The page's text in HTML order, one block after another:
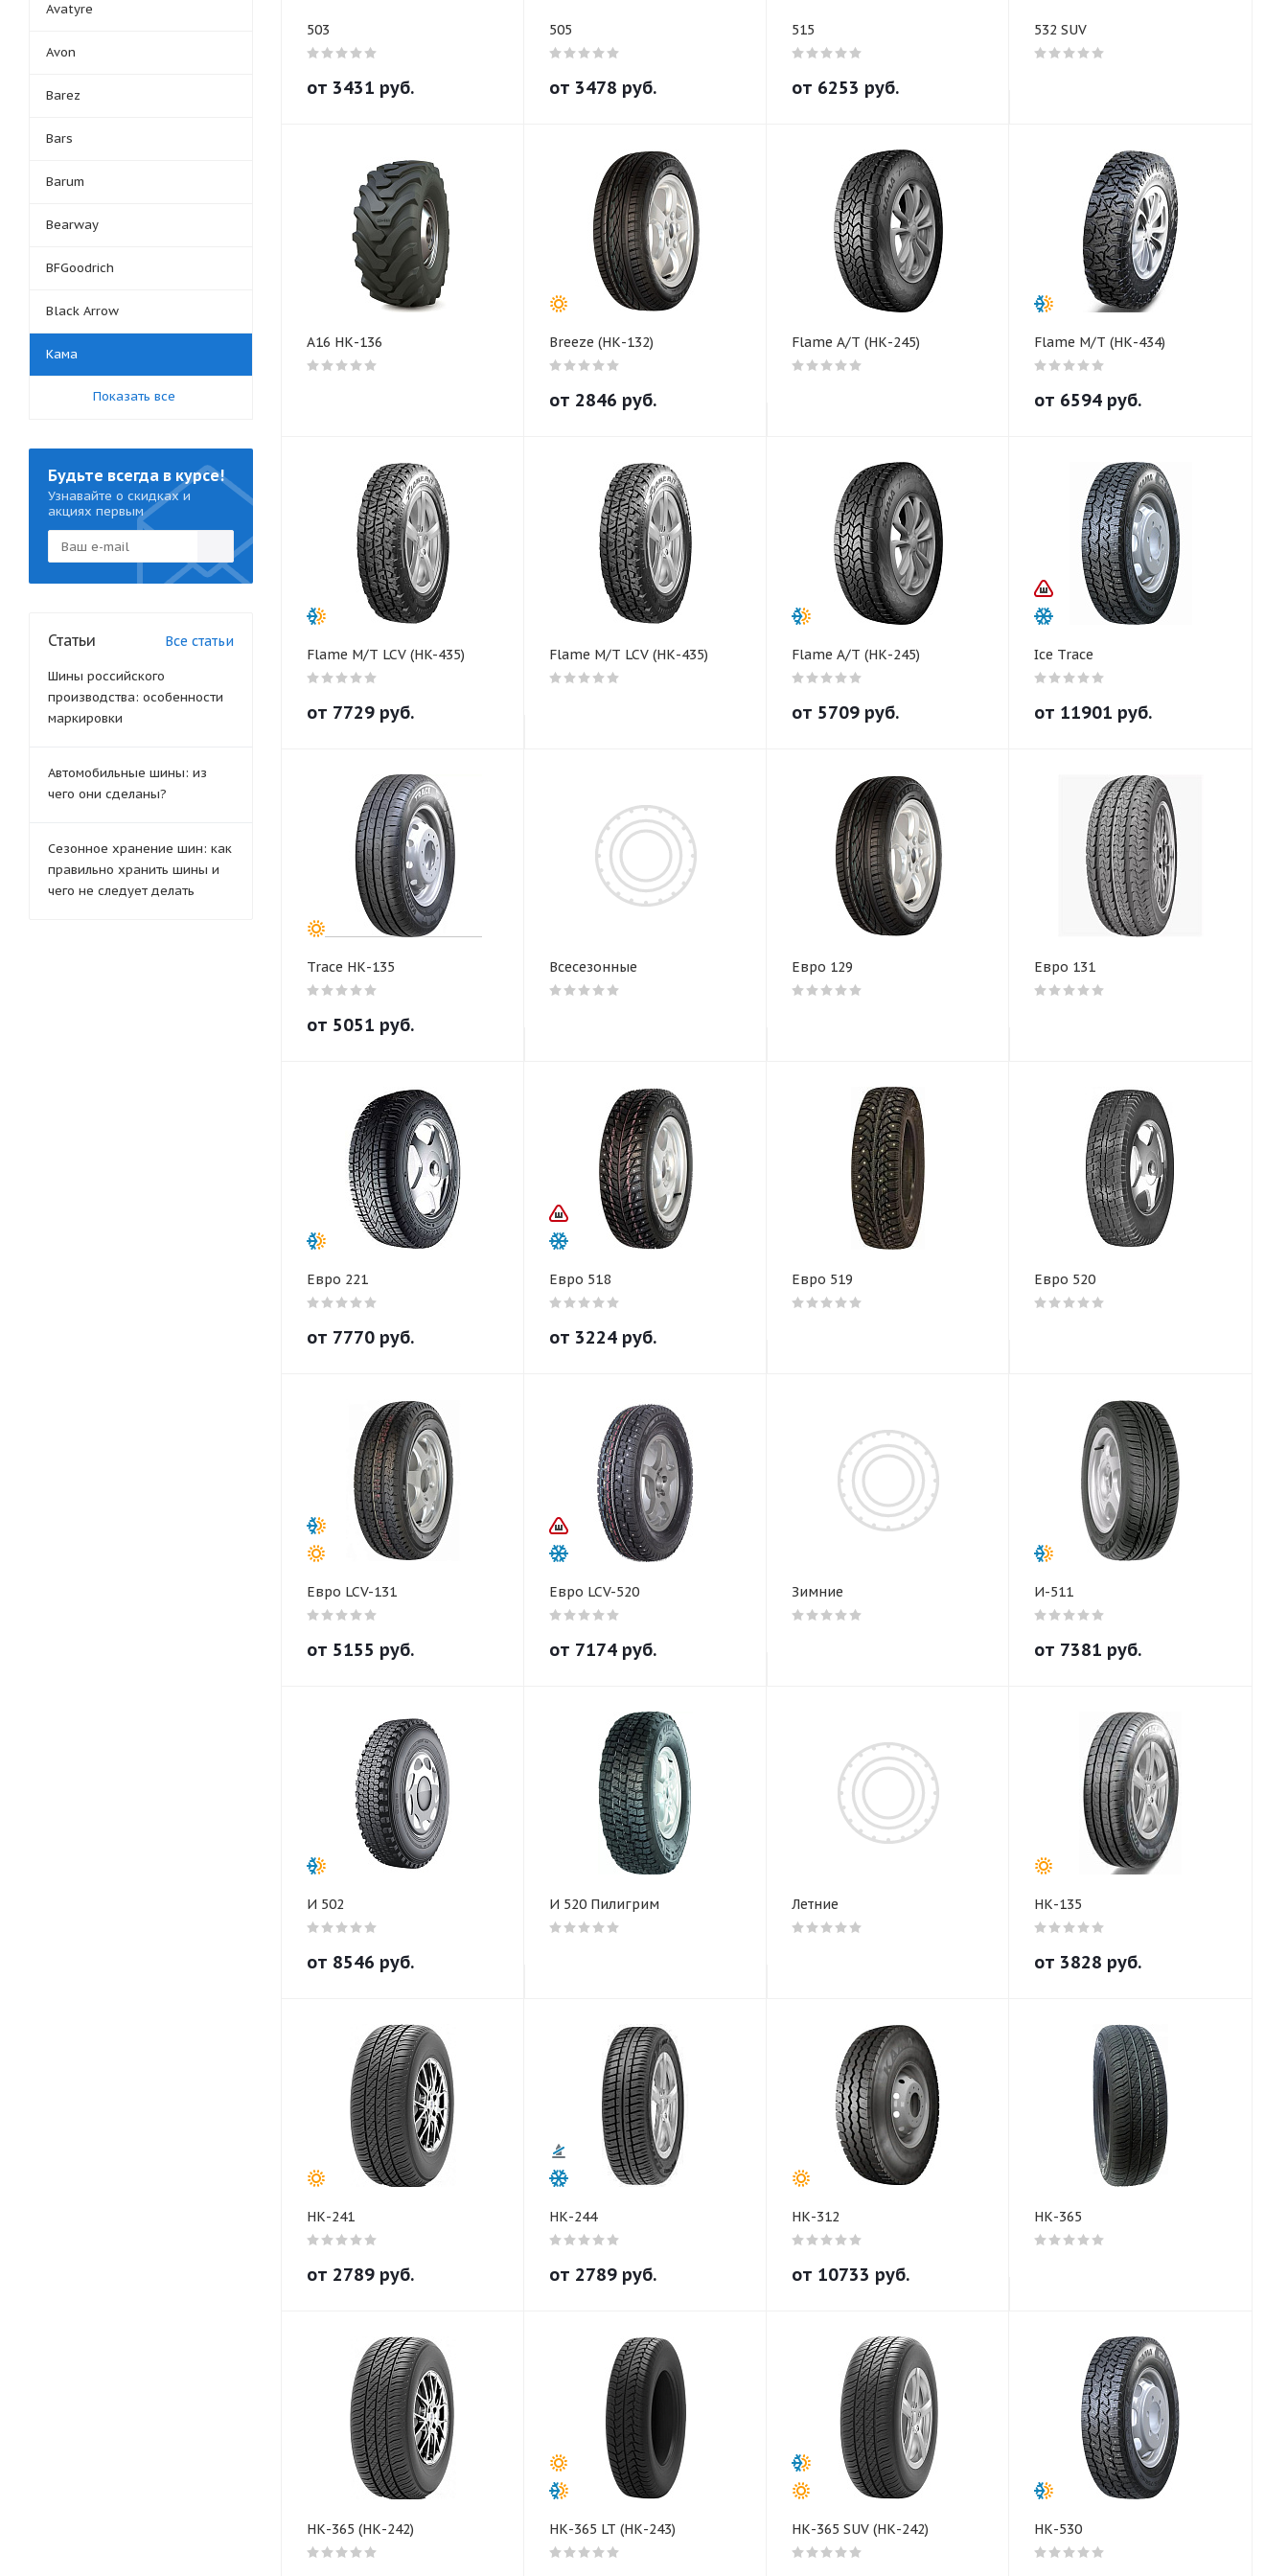
503
от 3431 руб.
505
от 3478 руб.
515
от 6253 руб.
532 SUV
A16 НК-136 Breeze (НК-132)
от 2846 руб.
Flame A/T (НК-245) Flame M/T (НК-434)
от 6594 руб.
Flame M/T LCV (HK-435)
от 7729 руб.
Flame M/T LCV (НК-435) Flame А/Т (НК-245)
от 5709 руб.
Ice Trace
от 11901 руб.
Trace НК-135
от 5051 руб.
Всесезонные Евро 129 Евро 131
Евро 221
от 7770 руб.
Евро 518
от 3224 руб.
Евро 519 Евро 520
Евро LCV-131
от 5155 руб.
Евро LCV-520
от 7174 руб.
Зимние И-511
от 7381 руб.
И 502
от 8546 руб.
И 520 Пилигрим Летние НК-135
от 3828 руб.
НК-241
от 2789 руб.
НК-244
от 2789 руб.
НК-312
от 10733 руб.
НК-365
НК-365 (НК-242) НК-365 LT (НК-243) НК-365 SUV (НК-242) НК-530
Avatyre
Avon
Barez
Bars
Barum
Bearway
BFGoodrich
Black Arrow
Кама
Показать все
Будьте всегда в курсе!
Узнавайте о скидках и
акциях первым
Статьи Все статьи
Шины российского
производства: особенности
маркировки
Автомобильные шины: из
чего они сделаны?
Сезонное хранение шин: как
правильно хранить шины и
чего не следует делать